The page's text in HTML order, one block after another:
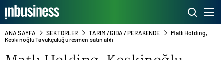
ANA SAYFA SEKTÖRLER TARIM / GIDA / PERAKENDE
Matlı Holding,
Keskinoğlu Tavukçuluğu resmen satın aldı